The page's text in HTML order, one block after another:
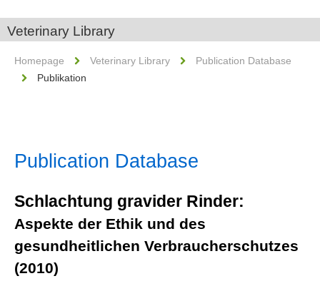
Veterinary Library
Homepage Veterinary Library
Publication Database
Publikation
Publication Database
Schlachtung gravider Rinder:
Aspekte der Ethik und des
gesundheitlichen Verbraucherschutzes
(2010)